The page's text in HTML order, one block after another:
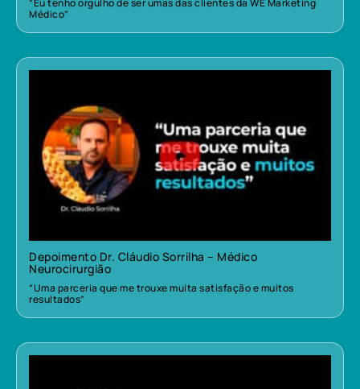
“Eu tenho orgulho de ser umas das clientes da WE Marketing
Médico”
Depoimento Dr. Cláudio Sorrilha – Médico
Neurocirurgião
“Uma parceria que me trouxe muita satisfação e muitos
resultados”